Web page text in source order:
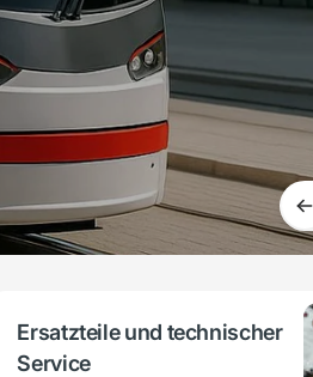
Ersatzteile und technischer
Service